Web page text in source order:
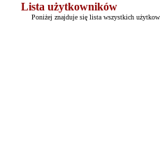
Lista użytkowników
Poniżej znajduje się lista wszystkich